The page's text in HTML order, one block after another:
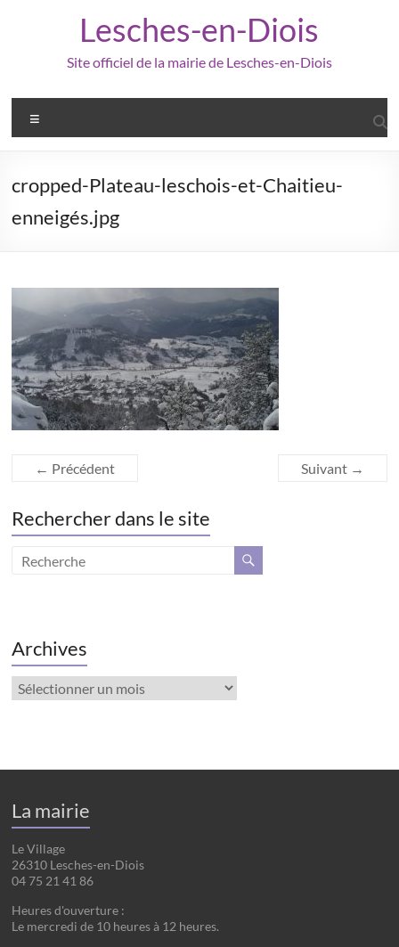
Lesches-en-Diois
Site officiel de la mairie de Lesches-en-Diois
cropped-Plateau-leschois-et-Chaitieu-
enneigés.jpg
← Précédent Suivant →
Rechercher dans le site
Archives
Archives
La mairie
Le Village
26310 Lesches-en-Diois
04 75 21 41 86
Heures d'ouverture :
Le mercredi de 10 heures à 12 heures.